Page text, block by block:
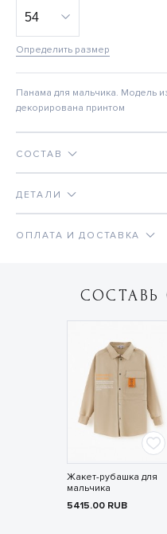
Определить размер
Панама для мальчика. Модель
декорирована принтом
СОСТАВ
ДЕТАЛИ
ОПЛАТА И ДОСТАВКА
СОСТАВЬ
Жакет-рубашка для
мальчика
5415.00 RUB